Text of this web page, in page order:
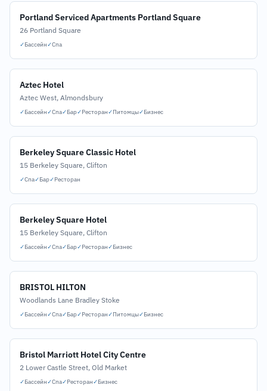
Portland Serviced Apartments Portland Square
26 Portland Square
✓Бассейн✓Спа
Aztec Hotel
Aztec West, Almondsbury
✓Бассейн✓Спа✓Бар✓Ресторан✓Питомцы✓Бизнес
Berkeley Square Classic Hotel
15 Berkeley Square, Clifton
✓Спа✓Бар✓Ресторан
Berkeley Square Hotel
15 Berkeley Square, Clifton
✓Бассейн✓Спа✓Бар✓Ресторан✓Бизнес
BRISTOL HILTON
Woodlands Lane Bradley Stoke
✓Бассейн✓Спа✓Бар✓Ресторан✓Питомцы✓Бизнес
Bristol Marriott Hotel City Centre
2 Lower Castle Street, Old Market
✓Бассейн✓Спа✓Ресторан✓Бизнес